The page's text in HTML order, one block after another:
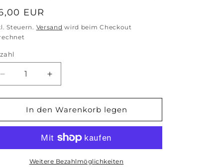
EUR
Steuern. Versand wird beim Checkout
Verringere
die
Menge
Kess
Case
Erhöhe
die
Menge
für
Kess
Mono
Stick
Case
(Case
In den Warenkorb legen
Weitere Bezahlmöglichkeiten